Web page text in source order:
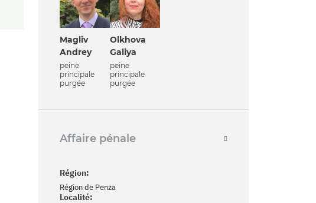
Magliv
Andrey
peine
principale
purgée
Olkhova
Galiya
peine
principale
purgée
Affaire pénale
Région:
Région de Penza
Localité: